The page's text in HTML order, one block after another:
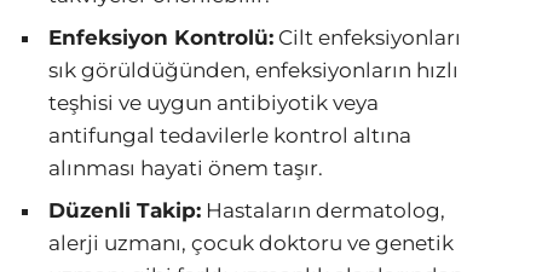
Enfeksiyon Kontrolü: Cilt enfeksiyonları
sık görüldüğünden, enfeksiyonların hızlı
teşhisi ve uygun antibiyotik veya
antifungal tedavilerle kontrol altına
alınması hayati önem taşır.
Düzenli Takip: Hastaların dermatolog,
alerji uzmanı, çocuk doktoru ve genetik